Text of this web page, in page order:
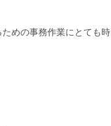
めの事務作業にとても時